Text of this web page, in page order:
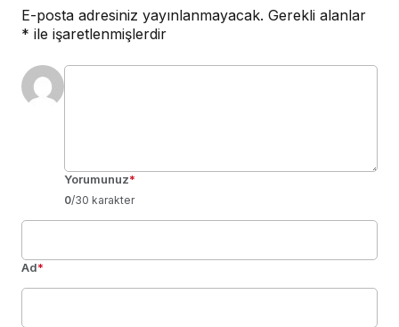
E-posta adresiniz yayınlanmayacak. Gerekli alanlar
* ile işaretlenmişlerdir
Yorumunuz*
0/30 karakter
Ad*